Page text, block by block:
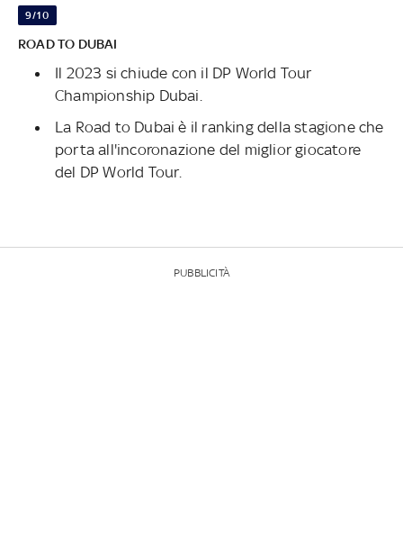
9/10
ROAD TO DUBAI
Il 2023 si chiude con il DP World Tour
Championship Dubai.
La Road to Dubai è il ranking della stagione che
porta all'incoronazione del miglior giocatore
del DP World Tour.
PUBBLICITÀ